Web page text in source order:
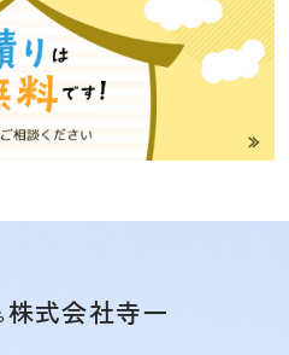
株式会社寺一